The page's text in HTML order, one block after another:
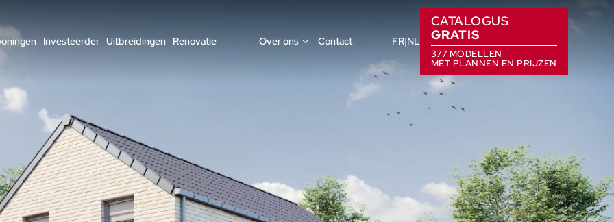
Investeerder Uitbreidingen Renovatie Over ons Contact FR NL
CATALOGUS
GRATIS
377 MODELLEN
MET PLANNEN EN PRIJZEN